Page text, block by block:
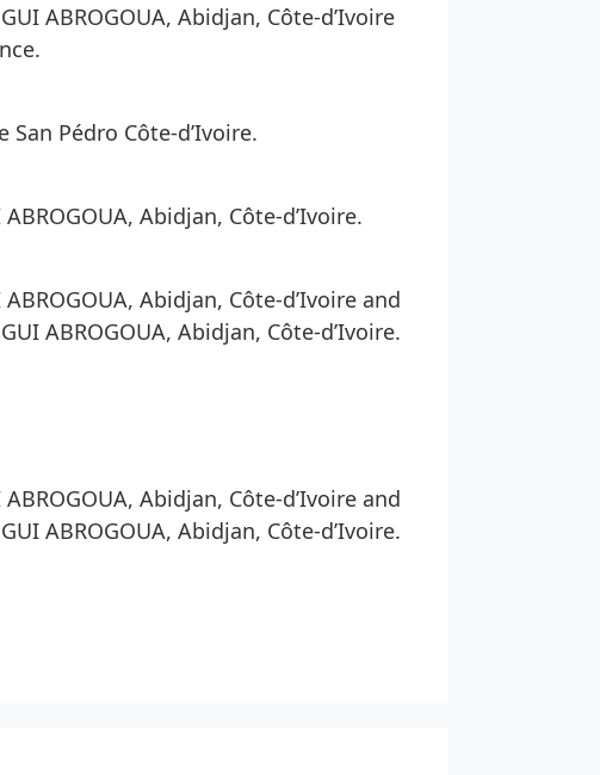
ABROGOUA, Abidjan, Côte-d’Ivoire
Pédro Côte-d’Ivoire.
Abidjan, Côte-d’Ivoire.
Abidjan, Côte-d’Ivoire and
ABROGOUA, Abidjan, Côte-d’Ivoire.
Abidjan, Côte-d’Ivoire and
ABROGOUA, Abidjan, Côte-d’Ivoire.